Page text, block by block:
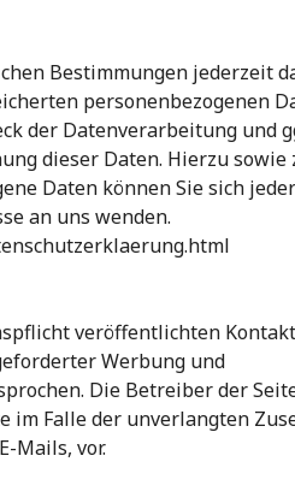
Bestimmungen jederzeit
personenbezogenen
der Datenverarbeitung und
dieser Daten. Hierzu sowie
Daten können Sie sich
an uns wenden.
veröffentlichten
Werbung und
Die Betreiber der
im Falle der unverlangten
Mails, vor.